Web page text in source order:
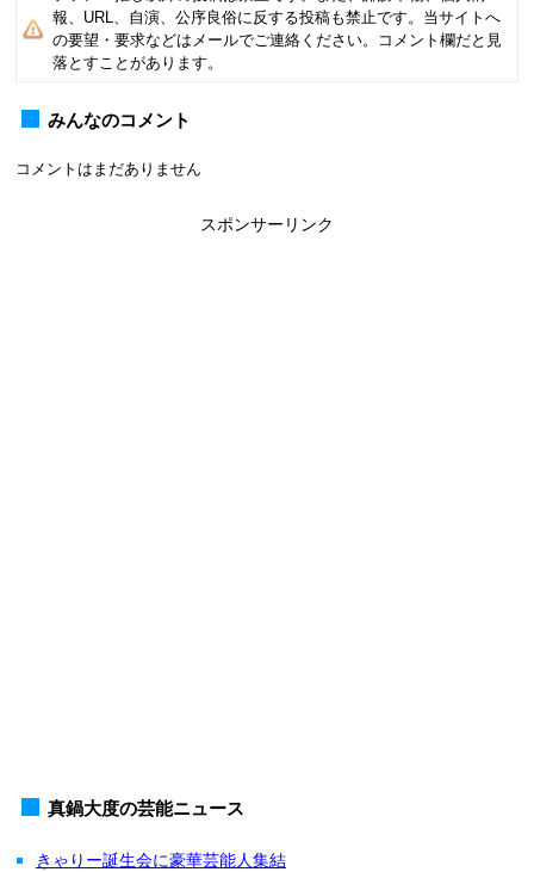
報、URL、自演、公序良俗に反する投稿も禁止です。当サイトへ
の要望・要求などはメールでご連絡ください。コメント欄だと見
落とすことがあります。
みんなのコメント
コメントはまだありません
スポンサーリンク
真鍋大度の芸能ニュース
きゃりー誕生会に豪華芸能人集結